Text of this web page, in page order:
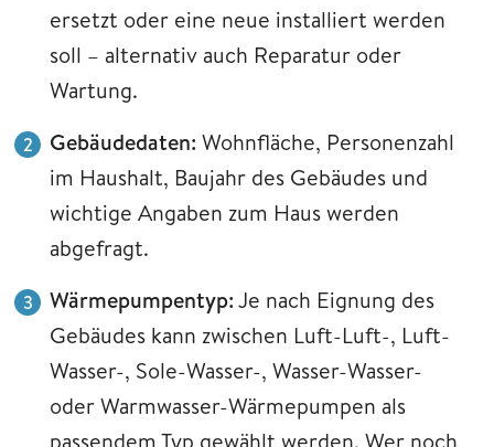
ersetzt oder eine neue installiert werden
soll – alternativ auch Reparatur oder
Wartung.
Gebäudedaten: Wohnfläche, Personenzahl
im Haushalt, Baujahr des Gebäudes und
wichtige Angaben zum Haus werden
abgefragt.
Wärmepumpentyp:Je nach Eignung des
Gebäudes kann zwischen Luft-Luft-, Luft-
Wasser-, Sole-Wasser-, Wasser-Wasser-
oder Warmwasser-Wärmepumpen als
passendem Typ gewählt werden. Wer noch